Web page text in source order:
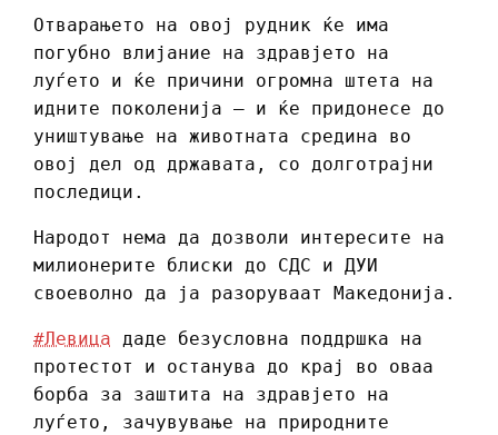
Отварањето на овој рудник ќе има
погубно влијание на здравјето на
луѓето и ќе причини огромна штета на
идните поколенија – и ќе придонесе до
уништување на животната средина во
овој дел од државата, со долготрајни
последици.
Народот нема да дозволи интересите на
милионерите блиски до СДС и ДУИ
своеволно да ја разоруваат Македонија.
#Левица даде безусловна поддршка на
протестот и останува до крај во оваа
борба за заштита на здравјето на
луѓето, зачувување на природните